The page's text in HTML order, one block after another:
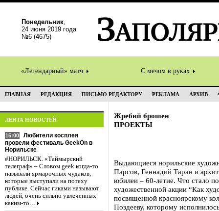
Понедельник,
24 июня 2019 года
№6 (4675)
«Легендарный» матч С мечом в руках
ГЛАВНАЯ РЕДАКЦИЯ ПИСЬМО РЕДАКТОРУ РЕКЛАМА АРХИВ
ЛЕНТА НОВОСТЕЙ
15:00
Любители косплея
провели фестиваль GeekOn в
Норильске
#НОРИЛЬСК. «Таймырский
телеграф» – Словом geek когда-то
называли ярмарочных чудаков,
которые выступали на потеху
публике. Сейчас гиками называют
людей, очень сильно увлеченных
каким-то…
Жребий брошен
ПРОЕКТЫ
Выдающиеся норильские
Парсов, Геннадий Таран и
юбилеи – 60-летие. Что стало
художественной акции “Как
посвященной красноярскому
Поздееву, которому